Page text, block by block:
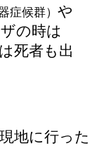
症候群） や
の時は
死者も出
地に行った